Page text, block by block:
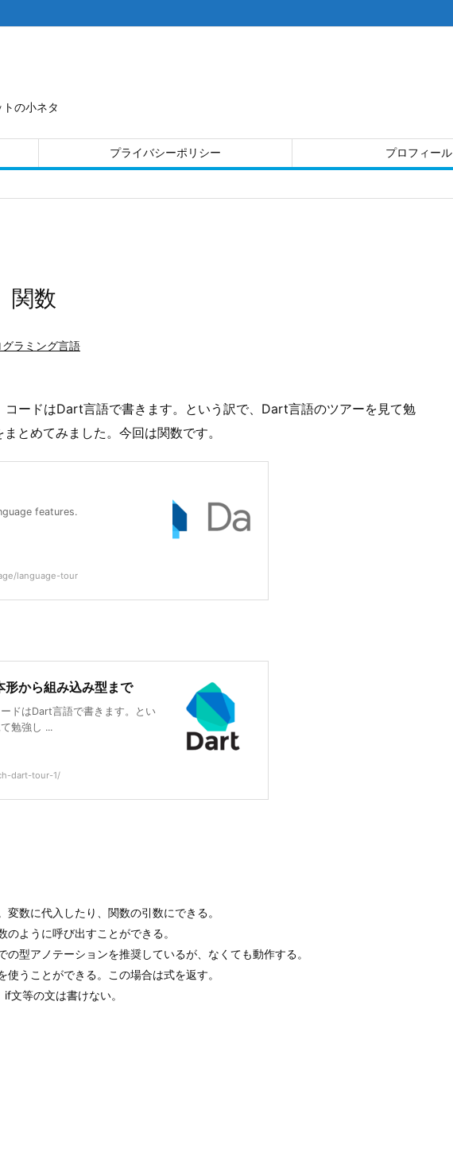
の小ネタ
プライバシーポリシー プロフィール
関数
グラミング言語
ードはDart言語で書きます。という訳で、Dart言語のツアーを見て勉
とめてみました。今回は関数です。
features.
language-tour
から組み込み型まで
ドはDart言語で書きます。とい
勉強し ...
dart-tour-1/
数に代入したり、関数の引数にできる。
ように呼び出すことができる。
型アノテーションを推奨しているが、なくても動作する。
使うことができる。この場合は式を返す。
文等の文は書けない。